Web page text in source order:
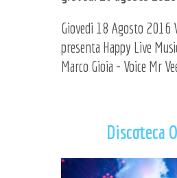
Giovedi 18 Agosto 2016
presenta Happy Live
Marco Gioia - Voice Mr
Discoteca